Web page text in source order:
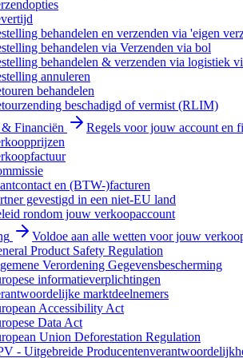
behandelen en verzenden via 'eigen
behandelen via Verzenden via bol
behandelen & verzenden via logistiek
annuleren
behandelen
beschadigd of vermist (RLIM)
Financiën
Regels voor jouw account en
en (BTW-)facturen
gevestigd in een niet-EU land
rondom jouw verkoopaccount
Voldoe aan alle wetten voor jouw
Product Safety Regulation
Verordening Gegevensbescherming
informatieverplichtingen
marktdeelnemers
Accessibility Act
Data Act
Union Deforestation Regulation
- Uitgebreide